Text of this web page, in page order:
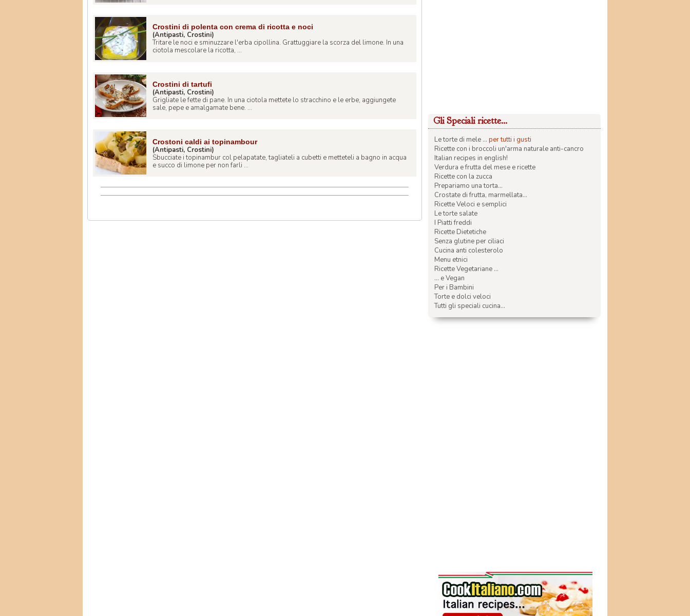
Crostini di polenta con crema di ricotta e noci
(Antipasti, Crostini)
Tritare le noci e sminuzzare l'erba cipollina. Grattuggiare la scorza del limone. In una
ciotola mescolare la ricotta, ...
Crostini di tartufi
(Antipasti, Crostini)
Grigliate le fette di pane. In una ciotola mettete lo stracchino e le erbe, aggiungete
sale, pepe e amalgamate bene. ...
Crostoni caldi ai topinambour
(Antipasti, Crostini)
Sbucciate i topinambur col pelapatate, tagliateli a cubetti e metteteli a bagno in acqua
e succo di limone per non farli ...
Gli Speciali ricette...
Le torte di mele ... per tutti i gusti
Ricette con i broccoli un'arma naturale anti-cancro
Italian recipes in english!
Verdura e frutta del mese e ricette
Ricette con la zucca
Prepariamo una torta...
Crostate di frutta, marmellata...
Ricette Veloci e semplici
Le torte salate
I Piatti freddi
Ricette Dietetiche
Senza glutine per ciliaci
Cucina anti colesterolo
Menu etnici
Ricette Vegetariane ...
... e Vegan
Per i Bambini
Torte e dolci veloci
Tutti gli speciali cucina...